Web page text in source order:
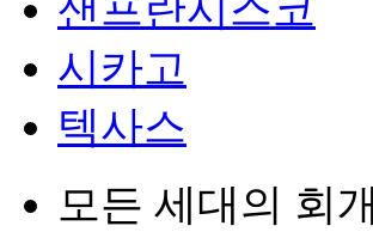
샌프란시스코
시카고
텍사스
모든 세대의 회개